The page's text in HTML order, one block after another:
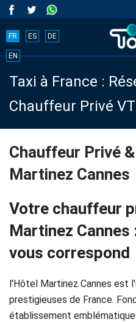
FR ES DE
EN
Taxi à France :
Chauffeur Privé
Book
your
trip
now!
BOOK
Accueil
Réservation
Services
Chauffeur Privé
Martinez Cannes
Votre chauffeur
Martinez Cannes
vous correspond
l'Hôtel Martinez Cannes est
prestigieuses de France.
établissement